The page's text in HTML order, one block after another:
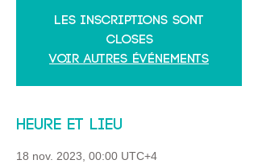
Les inscriptions sont
closes
Voir autres événements
Heure et lieu
18 nov. 2023, 00:00 UTC+4